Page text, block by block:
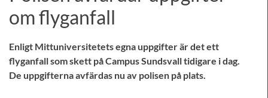
om flyganfall
Enligt Mittuniversitetets egna uppgifter är det ett
flyganfall som skett på Campus Sundsvall tidigare i dag.
De uppgifterna avfärdas nu av polisen på plats.